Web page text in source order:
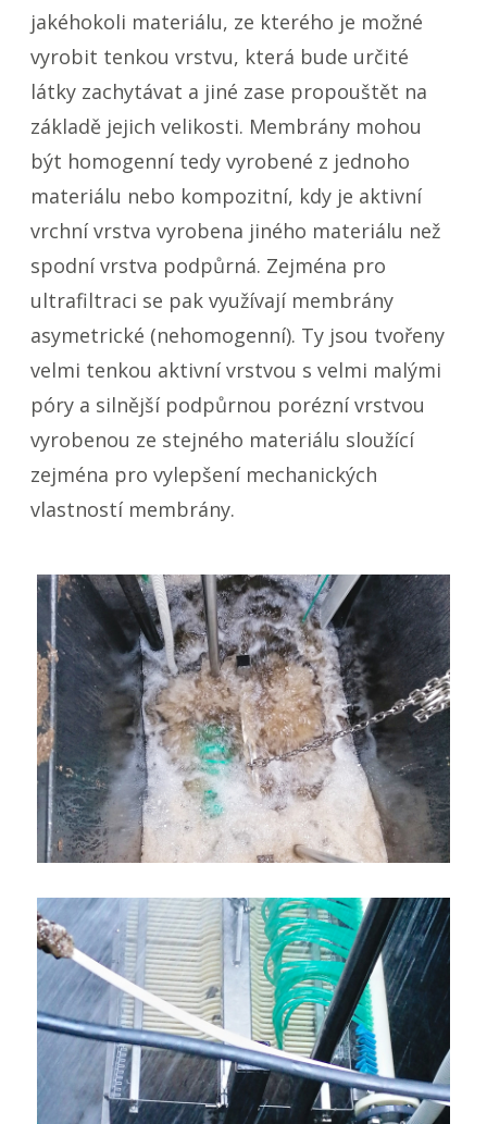
jakéhokoli materiálu, ze kterého je možné
vyrobit tenkou vrstvu, která bude určité
látky zachytávat a jiné zase propouštět na
základě jejich velikosti. Membrány mohou
být homogenní tedy vyrobené z jednoho
materiálu nebo kompozitní, kdy je aktivní
vrchní vrstva vyrobena jiného materiálu než
spodní vrstva podpůrná. Zejména pro
ultrafiltraci se pak využívají membrány
asymetrické (nehomogenní). Ty jsou tvořeny
velmi tenkou aktivní vrstvou s velmi malými
póry a silnější podpůrnou porézní vrstvou
vyrobenou ze stejného materiálu sloužící
zejména pro vylepšení mechanických
vlastností membrány.